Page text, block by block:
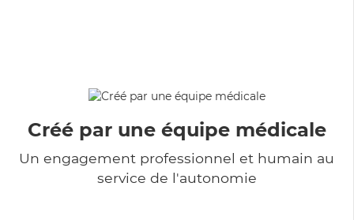
Créé par une équipe médicale
Un engagement professionnel et humain au
service de l'autonomie